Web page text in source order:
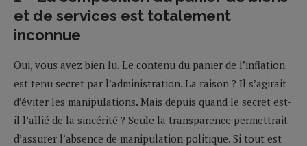
et de services est totalement
inconnue
Oui, vous avez bien lu. Le contenu du panier de l’inflation
est tenu secret par l’administration. La raison ? Il s’agirait
d’éviter les manipulations. Mais depuis quand le secret est-
il l’allié de la sincérité ? Seule la transparence permettrait
d’assurer l’absence de manipulation politique. Si tout est